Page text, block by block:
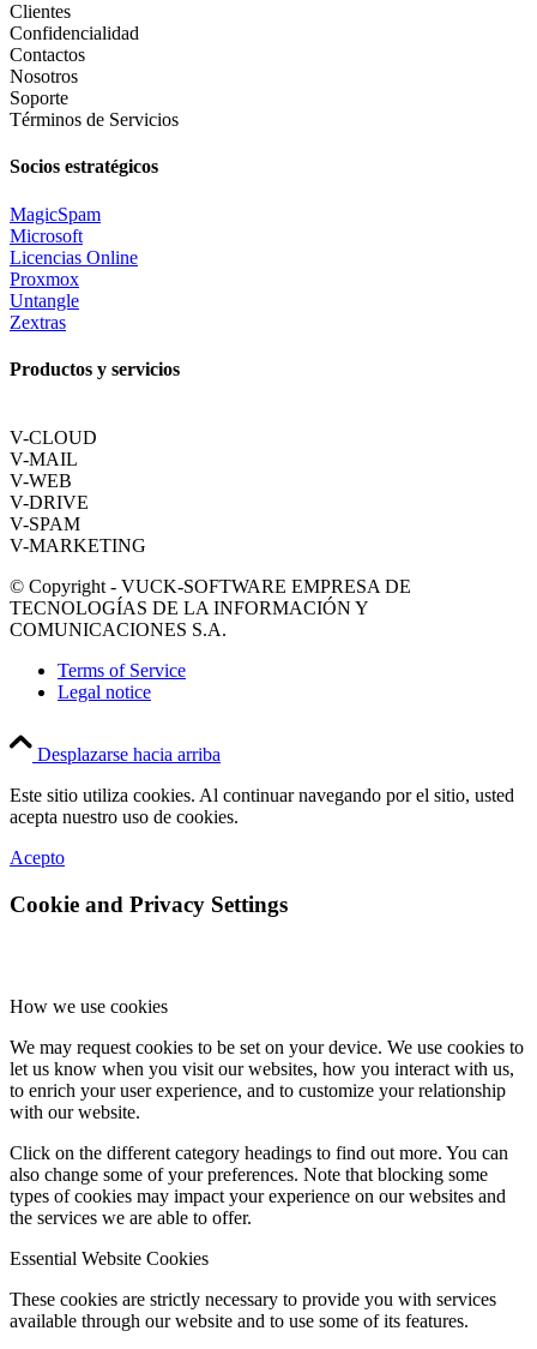
Clientes
Confidencialidad
Contactos
Nosotros
Soporte
Términos de Servicios
Socios estratégicos
MagicSpam
Microsoft
Licencias Online
Proxmox
Untangle
Zextras
Productos y servicios
V-CLOUD
V-MAIL
V-WEB
V-DRIVE
V-SPAM
V-MARKETING
© Copyright - VUCK-SOFTWARE EMPRESA DE
TECNOLOGÍAS DE LA INFORMACIÓN Y
COMUNICACIONES S.A.
Terms of Service
Legal notice
Desplazarse hacia arriba
Este sitio utiliza cookies. Al continuar navegando por el sitio, usted
acepta nuestro uso de cookies.
Acepto
Cookie and Privacy Settings
How we use cookies
We may request cookies to be set on your device. We use cookies to
let us know when you visit our websites, how you interact with us,
to enrich your user experience, and to customize your relationship
with our website.
Click on the different category headings to find out more. You can
also change some of your preferences. Note that blocking some
types of cookies may impact your experience on our websites and
the services we are able to offer.
Essential Website Cookies
These cookies are strictly necessary to provide you with services
available through our website and to use some of its features.